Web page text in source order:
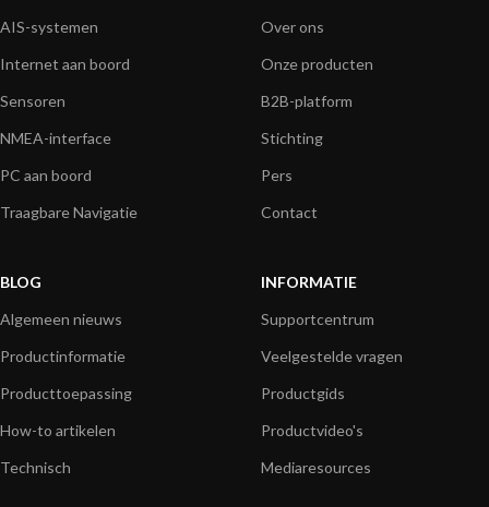
AIS-systemen
Internet aan boord
Sensoren
NMEA-interface
PC aan boord
Traagbare Navigatie
Over ons
Onze producten
B2B-platform
Stichting
Pers
Contact
BLOG
Algemeen nieuws
Productinformatie
Producttoepassing
How-to artikelen
Technisch
INFORMATIE
Supportcentrum
Veelgestelde vragen
Productgids
Productvideo's
Mediaresources